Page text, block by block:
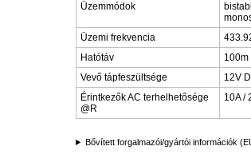
Üzemmódok
Üzemi frekvencia
Hatótáv
100m
Vevő tápfeszültsége
12V
Érintkezők AC terhelhetősége
@R
10A /
Bővített forgalmazói/gyártói információk